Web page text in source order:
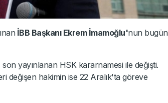
İBB Başkanı Ekrem İmamoğlu'nun bugün
yayınlanan HSK kararnamesi ile değişti.
değişen hakimin ise 22 Aralık'ta göreve